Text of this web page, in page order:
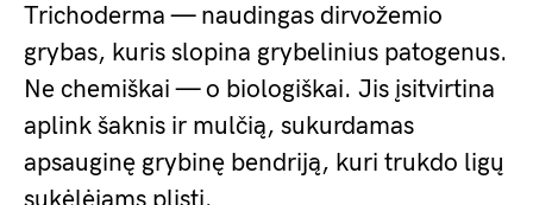
Trichoderma — naudingas dirvožemio
grybas, kuris slopina grybelinius patogenus.
Ne chemiškai — o biologiškai. Jis įsitvirtina
aplink šaknis ir mulčią, sukurdamas
apsauginę grybinę bendriją, kuri trukdo ligų